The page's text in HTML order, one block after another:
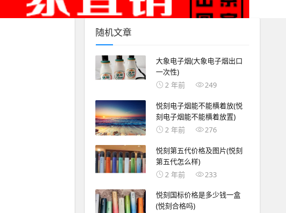
随机文章
大象电子烟(大象电子烟出口
一次性)
2 年前
249
悦刻电子烟能不能横着放(悦
刻电子烟能不能横着放置)
2 年前
276
悦刻第五代价格及图片(悦刻
第五代怎么样)
2 年前
233
悦刻国标价格是多少钱一盒
(悦刻合格吗)